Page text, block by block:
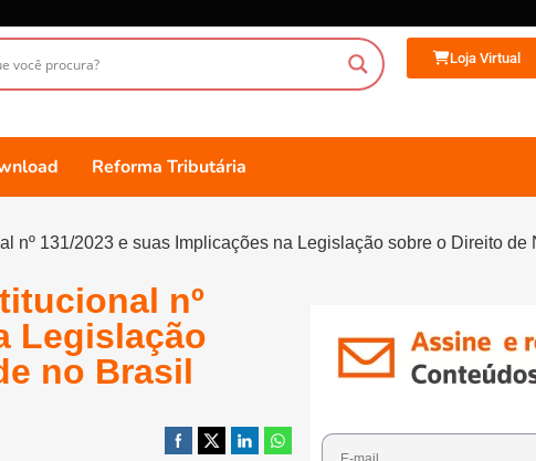
Loja Virtual
Reforma Tributária
nº 131/2023 e suas Implicações na Legislação sobre o Direito de
nº
Legislação
no Brasil